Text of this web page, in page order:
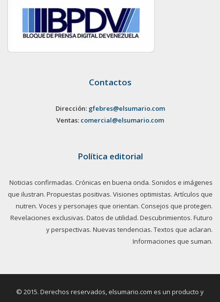
Contactos
Dirección: gfebres@elsumario.com
Ventas: comercial@elsumario.com
Política editorial
Noticias confirmadas. Crónicas en buena onda. Sonidos e imágenes
que ilustran. Propuestas positivas. Visiones optimistas. Artículos que
nutren. Voces y personajes que orientan. Consejos que protegen.
Revelaciones exclusivas. Datos de utilidad. Descubrimientos. Futuro
y perspectivas. Nuevas tendencias. Textos que aclaran.
Informaciones que suman.
© 2015. Derechos reservados, elsumario.com es un producto y